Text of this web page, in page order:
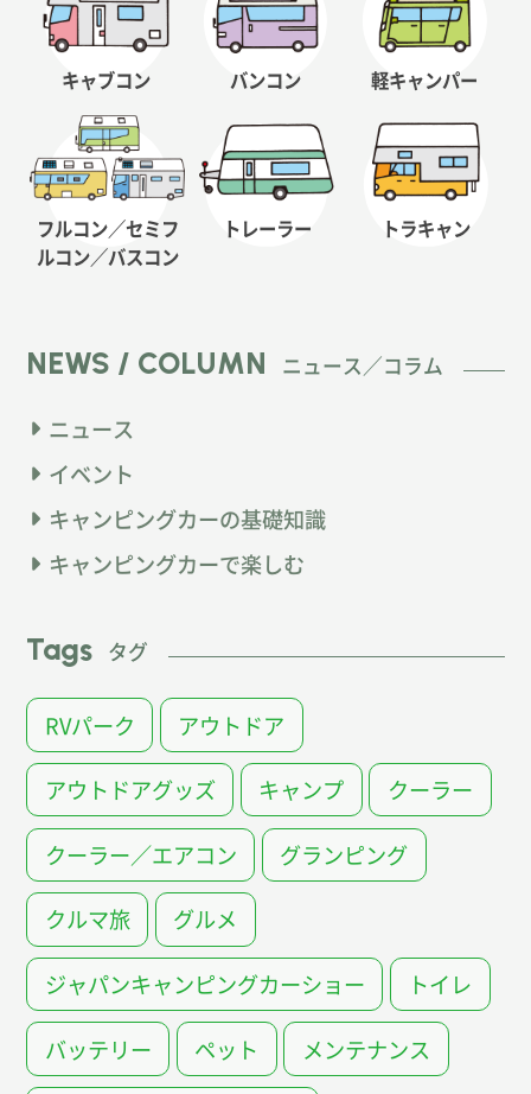
キャブコン バンコン 軽キャンパー
フルコン／セミフ
ルコン／バスコン
トレーラー トラキャン
NEWS / COLUMN ニュース／コラム
ニュース
イベント
キャンピングカーの基礎知識
キャンピングカーで楽しむ
Tags タグ
RVパーク アウトドア
アウトドアグッズ キャンプ クーラー
クーラー／エアコン グランピング
クルマ旅 グルメ
ジャパンキャンピングカーショー トイレ
バッテリー ペット メンテナンス